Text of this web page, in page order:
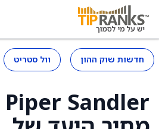
חדשות שוק ההון וול סטריט